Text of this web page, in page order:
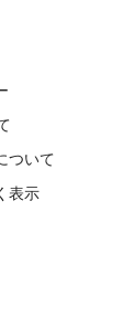
ついて
表示